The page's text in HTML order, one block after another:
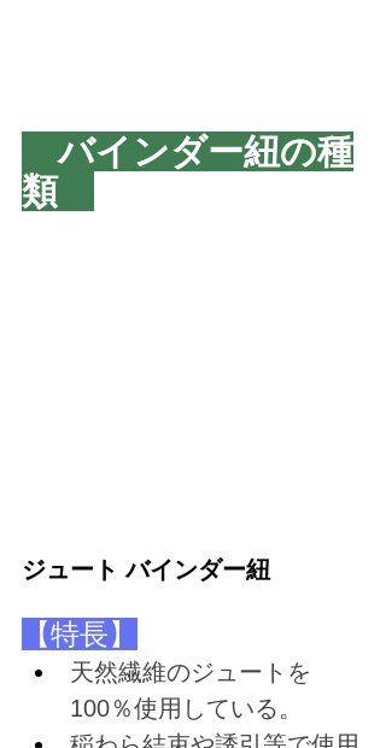
バインダー紐の種
類
ジュート バインダー紐
【特長】
天然繊維のジュートを
100％使用している。